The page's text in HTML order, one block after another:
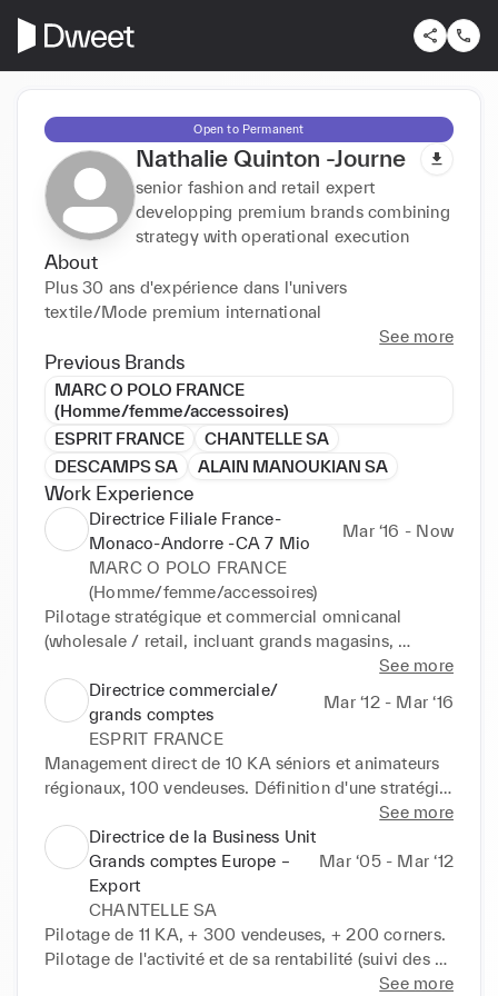
Open to Permanent
Nathalie Quinton -Journe
senior fashion and retail expert
developping premium brands combining
strategy with operational execution
About
Plus 30 ans d'expérience dans l'univers
textile/Mode premium international
See more
Previous Brands
MARC O POLO FRANCE
(Homme/femme/accessoires)
ESPRIT FRANCE
CHANTELLE SA
DESCAMPS SA
ALAIN MANOUKIAN SA
Work Experience
Directrice Filiale France-
Monaco-Andorre -CA 7 Mio
Mar ‘16 - Now
MARC O POLO FRANCE
(Homme/femme/accessoires)
Pilotage stratégique et commercial omnicanal
(wholesale / retail, incluant grands magasins,
franchises, ML concessions, online) Mise en place
des différents outils contractuels (franchises),
partenariats grands comptes (online/offline),
ouverture de 3 boutiques et 2 outlets. Management
direct de 50 collaborateurs (agents, commerciaux,
vendeurs) Pilotage du P§L avec rentabilité des
différentes business units, suivi mensuel des KPI,
gestion du budget annuel avec la stategie groupe)
Résultats : Mise sur Orbite de la Filiale France
(lancement en 2012) Membre de la taskforce
internationale « sustainability >>>
See more
Directrice commerciale/
grands comptes
Mar ‘12 - Mar ‘16
ESPRIT FRANCE
Management direct de 10 KA séniors et animateurs
régionaux, 100 vendeuses. Définition d'une stratégie
sell in/ sell out : suivi des KPi en période de vente,
et mise en place d'un plan d'animation marketing
visant à animer la revente de la marque /saison.
Résultats : activité en croissance sur 3 ans +5%,
développement online +20%. Membre du comité de
direction
See more
Directrice de la Business Unit
Grands comptes Europe –
Export
Mar ‘05 - Mar ‘12
CHANTELLE SA
Pilotage de 11 KA, + 300 vendeuses, + 200 corners.
Pilotage de l'activité et de sa rentabilité (suivi des
P§L GM, budget, reporting de la BU). Résultats :
See more